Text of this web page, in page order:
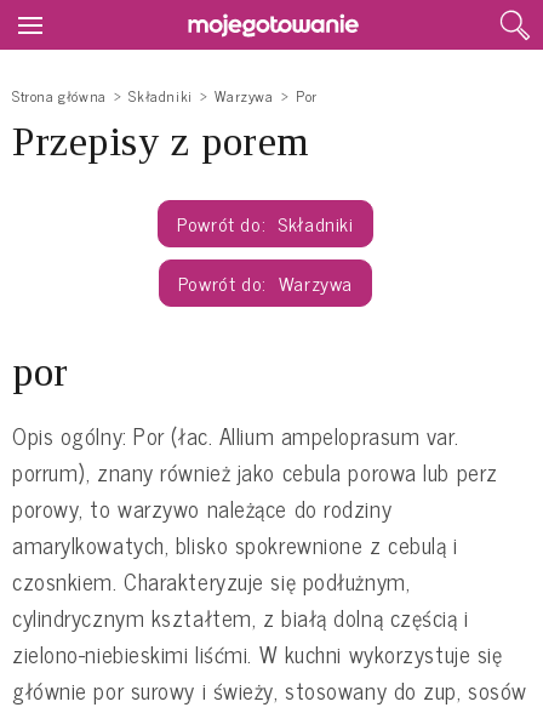
Strona główna Składniki Warzywa Por
Przepisy z porem
Składniki
Warzywa
por
Opis ogólny: Por (łac. Allium ampeloprasum var.
porrum), znany również jako cebula porowa lub perz
porowy, to warzywo należące do rodziny
amarylkowatych, blisko spokrewnione z cebulą i
czosnkiem. Charakteryzuje się podłużnym,
cylindrycznym kształtem, z białą dolną częścią i
zielono-niebieskimi liśćmi. W kuchni wykorzystuje się
głównie por surowy i świeży, stosowany do zup, sosów